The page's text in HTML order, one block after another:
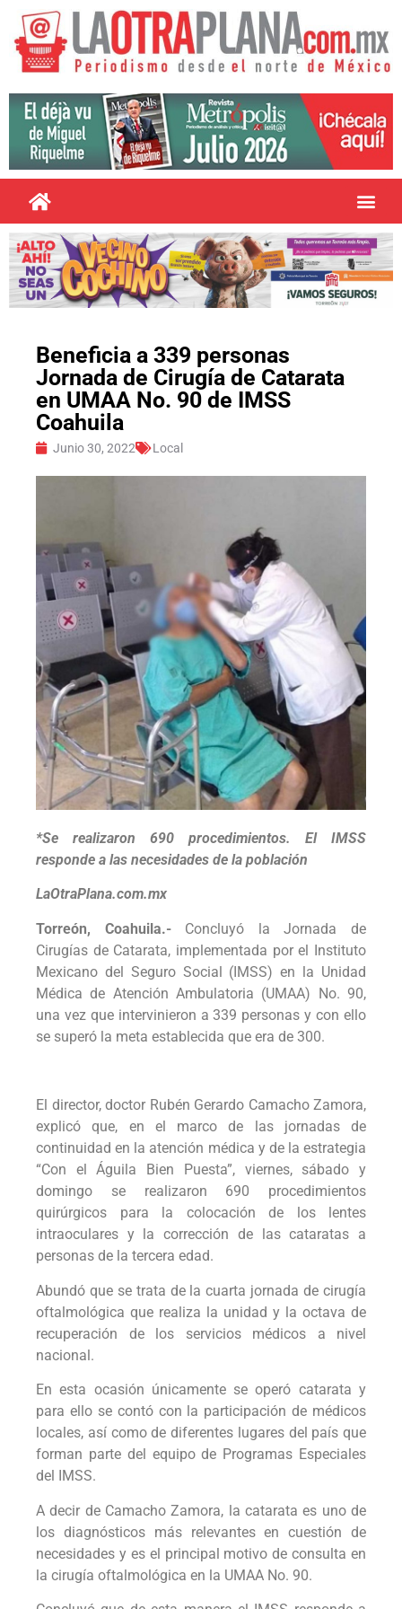
Beneficia a 339 personas
Jornada de Cirugía de Catarata
en UMAA No. 90 de IMSS
Coahuila
Junio 30, 2022 Local
*Se realizaron 690 procedimientos. El IMSS
responde a las necesidades de la población
LaOtraPlana.com.mx
Torreón, Coahuila.-Concluyó la Jornada de
Cirugías de Catarata, implementada por el Instituto
Mexicano del Seguro Social (IMSS) en la Unidad
Médica de Atención Ambulatoria (UMAA) No. 90,
una vez que intervinieron a 339 personas y con ello
se superó la meta establecida que era de 300.
El director, doctor Rubén Gerardo Camacho Zamora,
explicó que, en el marco de las jornadas de
continuidad en la atención médica y de la estrategia
“Con el Águila Bien Puesta”, viernes, sábado y
domingo se realizaron 690 procedimientos
quirúrgicos para la colocación de los lentes
intraoculares y la corrección de las cataratas a
personas de la tercera edad.
Abundó que se trata de la cuarta jornada de cirugía
oftalmológica que realiza la unidad y la octava de
recuperación de los servicios médicos a nivel
nacional.
En esta ocasión únicamente se operó catarata y
para ello se contó con la participación de médicos
locales, así como de diferentes lugares del país que
forman parte del equipo de Programas Especiales
del IMSS.
A decir de Camacho Zamora, la catarata es uno de
los diagnósticos más relevantes en cuestión de
necesidades y es el principal motivo de consulta en
la cirugía oftalmológica en la UMAA No. 90.